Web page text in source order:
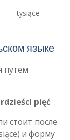
tysiące
языке
путем
pięć
стоит после
и форму